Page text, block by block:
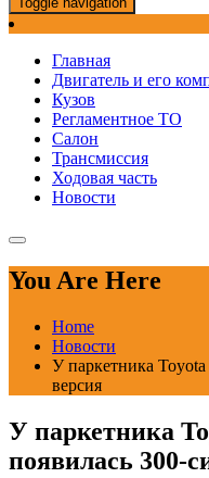
Главная
Двигатель и его
Кузов
Регламентное ТО
Салон
Трансмиссия
Ходовая часть
Новости
You Are Here
Home
Новости
У паркетника
версия
У паркетника
появилась 300-